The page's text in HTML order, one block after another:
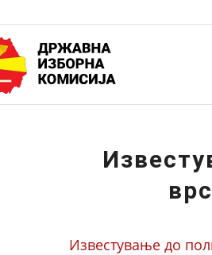
Известување до